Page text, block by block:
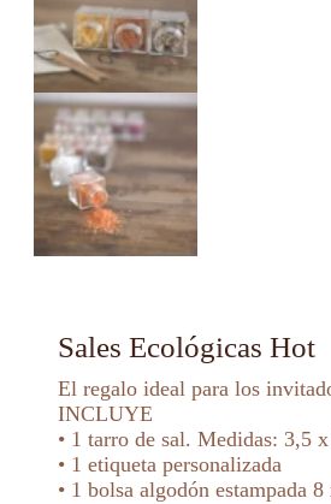
Sales Ecológicas Hot
El regalo ideal para los
INCLUYE
• 1 tarro de sal. Medidas: 3,5
• 1 etiqueta personalizada
• 1 bolsa algodón estampada